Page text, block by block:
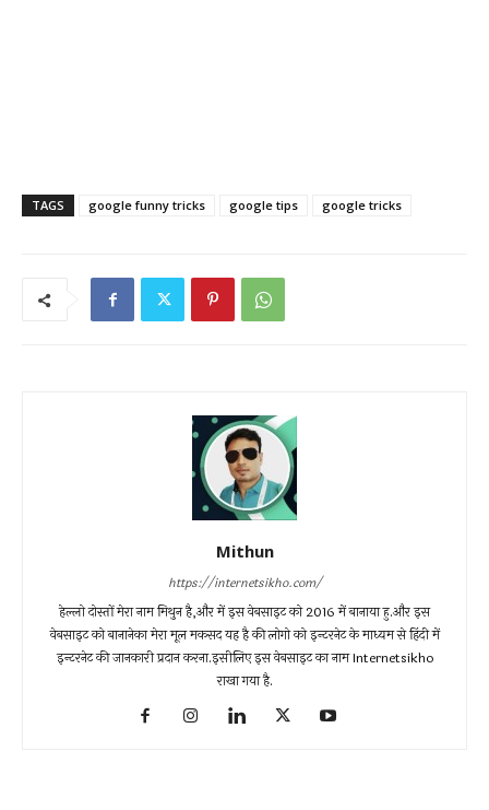
TAGS google funny tricks google tips google tricks
Mithun
https://internetsikho.com/
हेल्लो दोस्तों मेरा नाम मिथुन है,और में इस वेबसाइट को 2016 में बानाया हु.और इस
वेबसाइट को बानानेका मेरा मूल मकसद यह है की लोगो को इन्टरनेट के माध्यम से हिंदी में
इन्टरनेट की जानकारी प्रदान करना.इसीलिए इस वेबसाइट का नाम Internetsikho
राखा गया है.